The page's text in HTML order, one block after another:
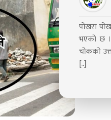
पोखरा
भएको छ ।
चोकको
[..]